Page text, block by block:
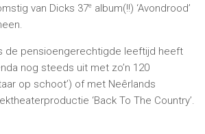
van Dicks 37e album(!!) ‘Avondrood’
de pensioengerechtigde leeftijd heeft
nog steeds uit met zo’n 120
op schoot’) of met Neêrlands
‘Back To The Country’.